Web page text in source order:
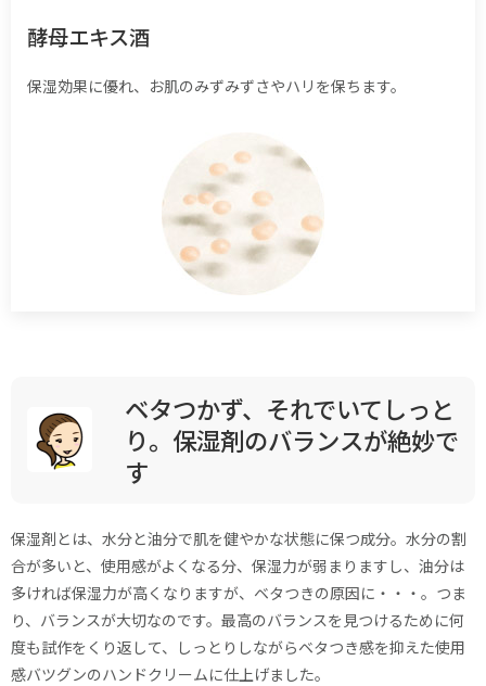
酵母エキス酒
保湿効果に優れ、お肌のみずみずさやハリを保ちます。
ベタつかず、それでいてしっと
り。保湿剤のバランスが絶妙で
す
保湿剤とは、水分と油分で肌を健やかな状態に保つ成分。水分の割
合が多いと、使用感がよくなる分、保湿力が弱まりますし、油分は
多ければ保湿力が高くなりますが、ベタつきの原因に・・・。つま
り、バランスが大切なのです。最高のバランスを見つけるために何
度も試作をくり返して、しっとりしながらベタつき感を抑えた使用
感バツグンのハンドクリームに仕上げました。